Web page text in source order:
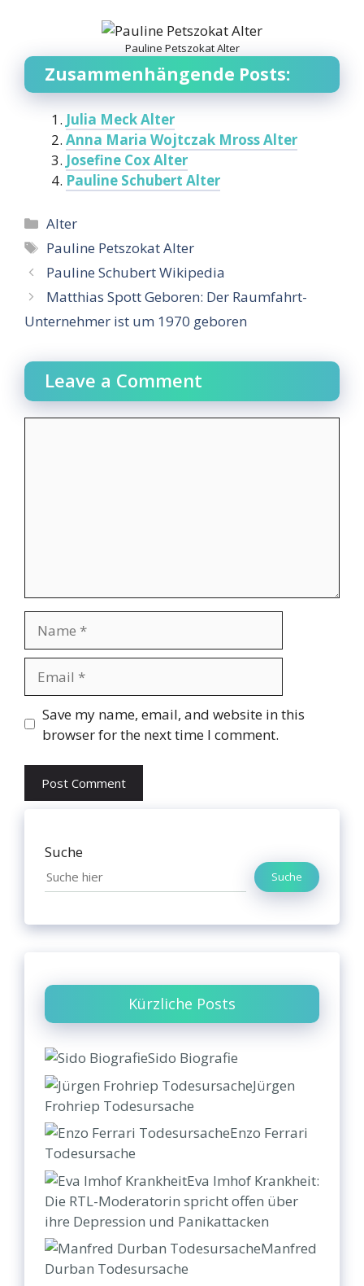
Pauline Petszokat Alter
Zusammenhängende Posts:
Julia Meck Alter
Anna Maria Wojtczak Mross Alter
Josefine Cox Alter
Pauline Schubert Alter
Categories
Alter
Tags
Pauline Petszokat Alter
Pauline Schubert Wikipedia
Matthias Spott Geboren: Der Raumfahrt-
Unternehmer ist um 1970 geboren
Leave a Comment
Website
Save my name, email, and website in this
browser for the next time I comment.
Suche
Suche
Kürzliche Posts
Sido Biografie
Jürgen
Frohriep Todesursache
Enzo Ferrari
Todesursache
Eva Imhof Krankheit:
Die RTL-Moderatorin spricht offen über
ihre Depression und Panikattacken
Manfred
Durban Todesursache